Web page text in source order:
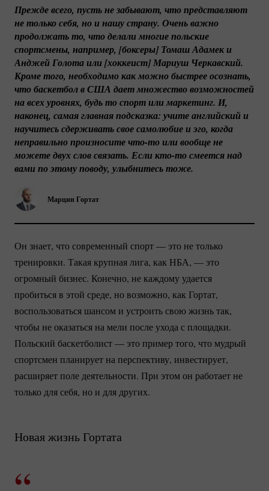
Марцин Гортат
Прежде всего, пусть не забывают, что представляют
не только себя, но и нашу страну. Очень важно
продолжать то, что делали многие польские
спортсмены, например, [боксеры] Томаш Адамек и
Анджей Голота или [хоккеист] Мариуш Черкавский.
Кроме того, необходимо как можно быстрее осознать,
что баскетбол в США дает множество возможностей
на всех уровнях, будь то спорт или маркетинг. И,
наконец, самая главная подсказка: учите английский и
научитесь сдерживать свое самолюбие и эго, когда
неправильно произносите что-то или вообще не
можете двух слов связать. Если кто-то смеется над
вами по этому поводу, улыбнитесь тоже.
Он знает, что современный спорт — это не только
тренировки. Такая крупная лига, как НБА, — это
огромный бизнес. Конечно, не каждому удается
пробиться в этой среде, но возможно, как Гортат,
воспользоваться шансом и устроить свою жизнь так,
чтобы не оказаться на мели после ухода с площадки.
Польский баскетболист — это пример того, что мудрый
спортсмен планирует на перспективу, инвестирует,
расширяет поле деятельности. При этом он работает не
только для себя, но и для других.
Новая жизнь Гортата